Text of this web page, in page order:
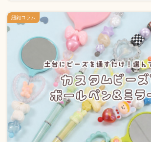
紐釦コラム